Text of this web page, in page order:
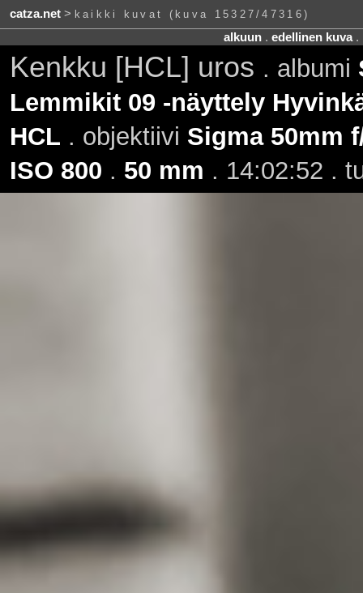
catza.net> kaikki kuvat (kuva 15327/47316)
alkuun. edellinen kuva.
Kenkku [HCL] uros . albumi
Lemmikit 09 -näyttely
HCL . objektiivi Sigma 50mm
ISO 800 . 50 mm . 14:02:52 .